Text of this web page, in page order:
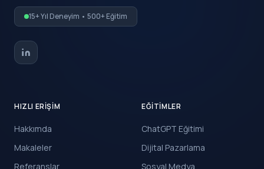
15+ Yıl Deneyim • 500+ Eğitim
HIZLI ERIŞIM
Hakkımda
Makaleler
Referanslar
EĞITIMLER
ChatGPT Eğitimi
Dijital Pazarlama
Sosyal Medya